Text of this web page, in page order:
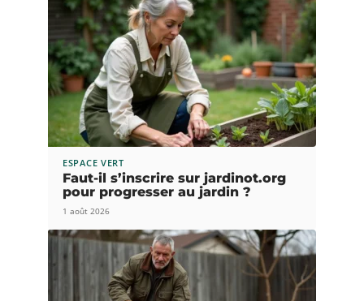
ESPACE VERT
Faut-il s’inscrire sur jardinot.org
pour progresser au jardin ?
1 août 2026